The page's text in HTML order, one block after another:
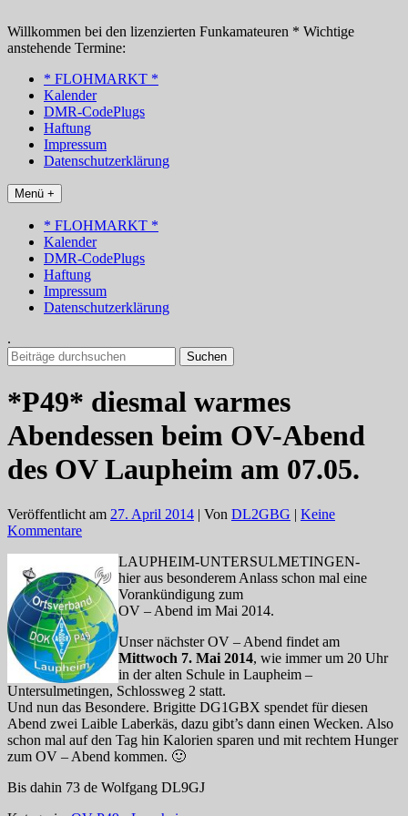
Inhalt
springen
Willkommen bei den lizenzierten Funkamateuren * Wichtige
anstehende Termine:
* FLOHMARKT *
Kalender
DMR-CodePlugs
Haftung
Impressum
Datenschutzerklärung
Menü +
* FLOHMARKT *
Kalender
DMR-CodePlugs
Haftung
Impressum
Datenschutzerklärung
.
Suchen
nach:
*P49* diesmal warmes
Abendessen beim OV-Abend
des OV Laupheim am 07.05.
Veröffentlicht am 27. April 2014 | Von DL2GBG | Keine
Kommentare
LAUPHEIM-UNTERSULMETINGEN-
hier aus besonderem Anlass schon mal eine
Vorankündigung zum
OV – Abend im Mai 2014.
Unser nächster OV – Abend findet am
Mittwoch 7. Mai 2014, wie immer um 20 Uhr
in der alten Schule in Laupheim –
Untersulmetingen, Schlossweg 2 statt.
Und nun das Besondere. Brigitte DG1GBX spendet für diesen
Abend zwei Laible Laberkäs, dazu gibt’s dann einen Wecken. Also
schon mal auf den Tag hin Kalorien sparen und mit rechtem Hunger
zum OV – Abend kommen. 🙂
Bis dahin 73 de Wolfgang DL9GJ